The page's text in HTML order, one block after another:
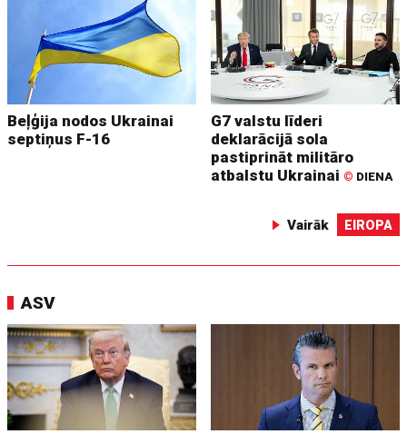
Beļģija nodos Ukrainai
septiņus F-16
G7 valstu līderi
deklarācijā sola
pastiprināt militāro
atbalstu Ukrainai © DIENA
Vairāk EIROPA
ASV